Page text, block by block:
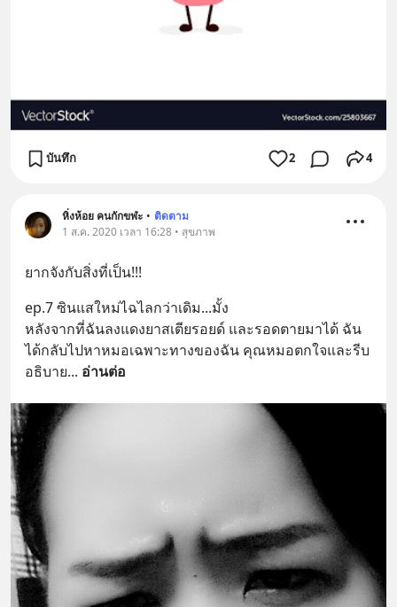
บันทึก 2 4
หิ่งห้อย คนกักขฬะ • ติดตาม
1 ส.ค. 2020 เวลา 16:28 • สุขภาพ
ยากจังกับสิ่งที่เป็น!!!
ep.7 ซินแสใหม่ไฉไลกว่าเดิม...มั้ง
หลังจากที่ฉันลงแดงยาสเตียรอยด์ และรอดตายมาได้ ฉัน
ได้กลับไปหาหมอเฉพาะทางของฉัน คุณหมอตกใจและรีบ
อธิบาย... อ่านต่อ